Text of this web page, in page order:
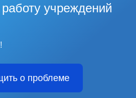
учреждений
о проблеме